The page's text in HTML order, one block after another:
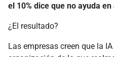
el 10% dice que no ayuda
¿El resultado?
Las empresas creen que la